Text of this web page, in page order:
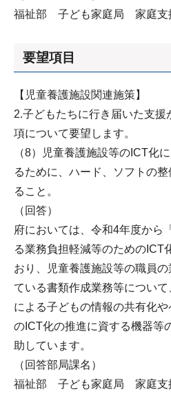
福祉部 子ども家庭局 家庭支
要望項目
【児童養護施設関連施策】
2.子どもたちに行き届いた支
項について要望します。
（8）児童養護施設等のICT化
るために、ハード、ソフトの
ること。
（回答）
府においては、令和4年度から
る業務負担軽減等のためのICT
おり、児童養護施設等の職員
ている書類作成業務等につい
による子どもの情報の共有化
のICT化の推進に資する機器等
助しています。
（回答部局課名）
福祉部 子ども家庭局 家庭支